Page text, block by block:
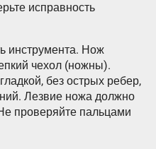
исправность
инструмента. Нож
чехол (ножны).
без острых ребер,
Лезвие ножа должно
проверяйте пальцами